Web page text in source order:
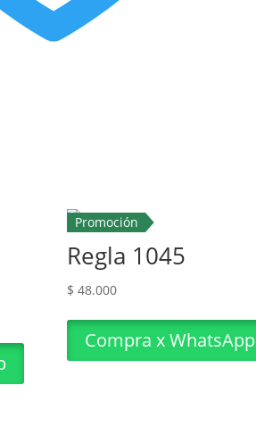
Promoción
Regla 1045
$ 48.000
Compra x WhatsApp